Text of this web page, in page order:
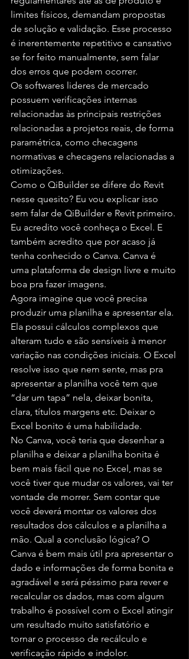
limites físicos, demandam propostas
de solução e validação. Esse processo
é inerentemente repetitivo e cansativo
se for feito manualmente, sem falar
dos erros que podem ocorrer.
Os softwares lideres de mercado
possuem verificações internas
relacionadas às principais restrições
relacionadas a projetos reais, de forma
paramétrica, como checagens
normativas e checagens relacionadas a
otimizações.
Como o QiBuilder se difere do Revit
nesse quesito? Eu vou explicar isso
sem falar de QiBuilder e Revit primeiro.
Eu acredito você conheça o Excel. E
também acredito que por acaso já
tenha conhecido o Canva. Canva é
uma plataforma de design livre e muito
boa pra fazer imagens.
Agora imagine que você precisa
produzir uma planilha e apresentar ela.
Ela possui cálculos complexos que
alteram tudo e são sensíveis à menor
variação nas condições iniciais. O Excel
resolve isso que nem sente, mas pra
apresentar a planilha você tem que
“dar um tapa” nela, deixar bonita,
clara, títulos margens etc. Deixar o
Excel bonito é uma habilidade.
No Canva, você teria que desenhar a
planilha e deixar a planilha bonita é
bem mais fácil que no Excel, mas se
você tiver que mudar os valores, vai ter
vontade de morrer. Sem contar que
você deverá montar os valores dos
resultados dos cálculos e a planilha a
mão. Qual a conclusão lógica? O
Canva é bem mais útil pra apresentar o
dado e informações de forma bonita e
agradável e será péssimo para rever e
recalcular os dados, mas com algum
trabalho é possível com o Excel atingir
um resultado muito satisfatório e
tornar o processo de recálculo e
verificação rápido e indolor.